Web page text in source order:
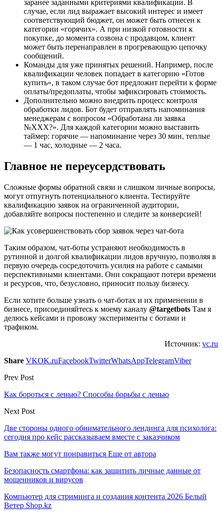
заранее заданными критериями квалификации. В
случае, если лид выражает высокий интерес и имеет
соответствующий бюджет, он может быть отнесен к
категории «горячих». А при низкой готовности к
покупке, до момента созвона с продавцом, клиент
может быть перенаправлен в прогревающую цепочку
сообщений.
Команды для уже принятых решений. Например, после
квалификации человек попадает в категорию «Готов
купить», в таком случае бот предложит перейти к форме
оплаты/предоплаты, чтобы зафиксировать стоимость.
Дополнительно можно внедрить процесс контроля
обработки лидов. Бот будет отправлять напоминания
менеджерам с вопросом «Обработана ли заявка
№ХХХ?». Для каждой категории можно выставить
таймер: горячие — напоминание через 30 мин, теплые
— 1 час, холодные — 2 часа.
Главное не переусердствовать
Сложные формы обратной связи и слишком личные вопросы,
могут отпугнуть потенциального клиента. Тестируйте
квалификацию заявок на ограниченной аудитории,
добавляйте вопросы постепенно и следите за конверсией!
Таким образом, чат-боты устраняют необходимость в
рутинной и долгой квалификации лидов вручную, позволяя в
первую очередь сосредоточить усилия на работе с самыми
перспективными клиентами. Они сокращают потери времени
и ресурсов, что, безусловно, приносит пользу бизнесу.
Если хотите больше узнать о чат-ботах и их применении в
бизнесе, присоединяйтесь к моему каналу @targetbots Там я
делюсь кейсами и провожу эксперименты с ботами и
трафиком.
Источник: vc.ru
Share VKOK.ruFacebookTwitterWhatsAppTelegramViber
Prev Post
Как бороться с ленью? Способы борьбы с ленью
Next Post
Две стороны одного обнимательного лендинга для психолога:
сегодня про кейс рассказываем вместе с заказчиком
Вам также могут понравиться Еще от автора
Безопасность смартфона: как защитить личные данные от
мошенников и вирусов
Компьютер для стриминга и создания контента 2026 Белый
Ветер Shop.kz